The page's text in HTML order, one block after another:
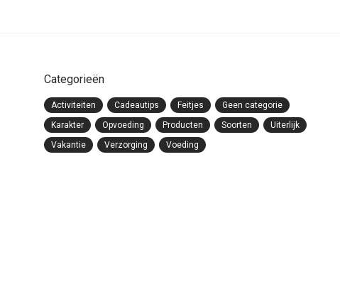
Categorieën
Activiteiten Cadeautips Feitjes
Geen categorie
Karakter
Opvoeding Producten Soorten
Uiterlijk
Vakantie
Verzorging Voeding